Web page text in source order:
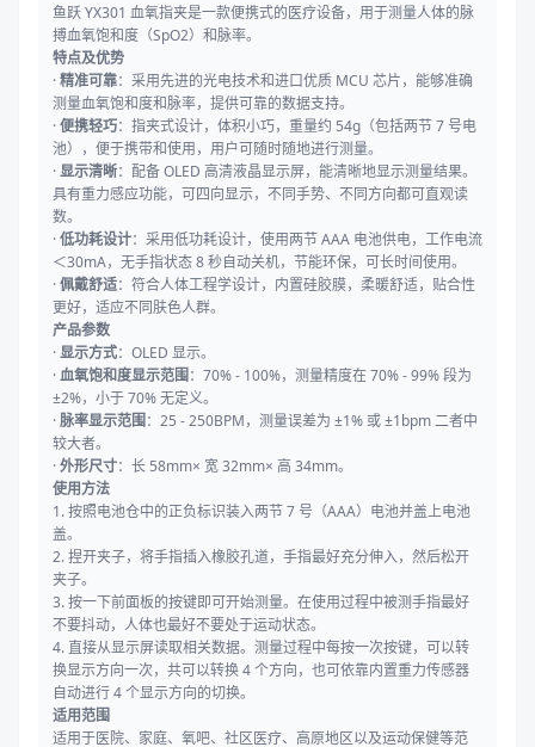
鱼跃 YX301 血氧指夹是一款便携式的医疗设备，用于测量人体的脉
搏血氧饱和度（SpO2）和脉率。
特点及优势
·精准可靠：采用先进的光电技术和进口优质 MCU 芯片，能够准确
测量血氧饱和度和脉率，提供可靠的数据支持。
·便携轻巧：指夹式设计，体积小巧，重量约 54g（包括两节 7 号电
池），便于携带和使用，用户可随时随地进行测量。
·显示清晰：配备 OLED 高清液晶显示屏，能清晰地显示测量结果。
具有重力感应功能，可四向显示，不同手势、不同方向都可直观读
数。
·低功耗设计：采用低功耗设计，使用两节 AAA 电池供电，工作电流
＜30mA，无手指状态 8 秒自动关机，节能环保，可长时间使用。
·佩戴舒适：符合人体工程学设计，内置硅胶膜，柔暖舒适，贴合性
更好，适应不同肤色人群。
产品参数
·显示方式：OLED 显示。
·血氧饱和度显示范围 ：70% - 100%，测量精度在 70% - 99% 段为
±2%，小于 70% 无定义。
·脉率显示范围 ：25 - 250BPM，测量误差为 ±1% 或 ±1bpm 二者中
较大者。
·外形尺寸：长 58mm× 宽 32mm× 高 34mm。
使用方法
1. 按照电池仓中的正负标识装入两节 7 号（AAA）电池并盖上电池
盖。
2. 捏开夹子，将手指插入橡胶孔道，手指最好充分伸入，然后松开
夹子。
3. 按一下前面板的按键即可开始测量。在使用过程中被测手指最好
不要抖动，人体也最好不要处于运动状态。
4. 直接从显示屏读取相关数据。测量过程中每按一次按键，可以转
换显示方向一次，共可以转换 4 个方向，也可依靠内置重力传感器
自动进行 4 个显示方向的切换。
适用范围
适用于医院、家庭、氧吧、社区医疗、高原地区以及运动保健等范